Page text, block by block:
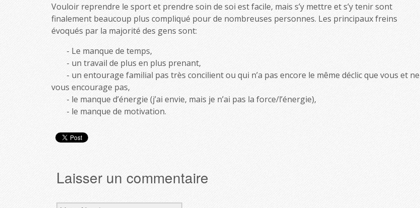
Vouloir reprendre le sport et prendre soin de soi est facile, mais s’y mettre et s’y tenir sont
finalement beaucoup plus compliqué pour de nombreuses personnes. Les principaux freins
évoqués par la majorité des gens sont:
Le manque de temps,
un travail de plus en plus prenant,
un entourage familial pas très concilient ou qui n’a pas encore le même déclic que vous et ne
vous encourage pas,
le manque d’énergie (j’ai envie, mais je n’ai pas la force/l’énergie),
le manque de motivation.
Laisser un commentaire